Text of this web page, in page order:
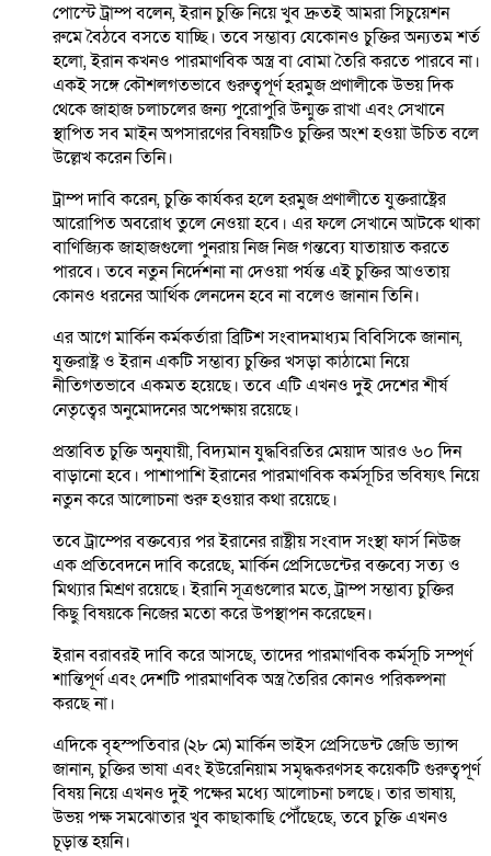
পোস্টে ট্রাম্প বলেন, ইরান চুক্তি নিয়ে খুব দ্রুতই আমরা সিচুয়েশন
রুমে বৈঠবে বসতে যাচ্ছি। তবে সম্ভাব্য যেকোনও চুক্তির অন্যতম শর্ত
হলো, ইরান কখনও পারমাণবিক অস্ত্র বা বোমা তৈরি করতে পারবে না।
একই সঙ্গে কৌশলগতভাবে গুরুত্বপূর্ণ হরমুজ প্রণালীকে উভয় দিক
থেকে জাহাজ চলাচলের জন্য পুরোপুরি উন্মুক্ত রাখা এবং সেখানে
স্থাপিত সব মাইন অপসারণের বিষয়টিও চুক্তির অংশ হওয়া উচিত বলে
উল্লেখ করেন তিনি।
ট্রাম্প দাবি করেন, চুক্তি কার্যকর হলে হরমুজ প্রণালীতে যুক্তরাষ্ট্রের
আরোপিত অবরোধ তুলে নেওয়া হবে। এর ফলে সেখানে আটকে থাকা
বাণিজ্যিক জাহাজগুলো পুনরায় নিজ নিজ গন্তব্যে যাতায়াত করতে
পারবে। তবে নতুন নির্দেশনা না দেওয়া পর্যন্ত এই চুক্তির আওতায়
কোনও ধরনের আর্থিক লেনদেন হবে না বলেও জানান তিনি।
এর আগে মার্কিন কর্মকর্তারা ব্রিটিশ সংবাদমাধ্যম বিবিসিকে জানান,
যুক্তরাষ্ট্র ও ইরান একটি সম্ভাব্য চুক্তির খসড়া কাঠামো নিয়ে
নীতিগতভাবে একমত হয়েছে। তবে এটি এখনও দুই দেশের শীর্ষ
নেতৃত্বের অনুমোদনের অপেক্ষায় রয়েছে।
প্রস্তাবিত চুক্তি অনুযায়ী, বিদ্যমান যুদ্ধবিরতির মেয়াদ আরও ৬০ দিন
বাড়ানো হবে। পাশাপাশি ইরানের পারমাণবিক কর্মসূচির ভবিষ্যৎ নিয়ে
নতুন করে আলোচনা শুরু হওয়ার কথা রয়েছে।
তবে ট্রাম্পের বক্তব্যের পর ইরানের রাষ্ট্রীয় সংবাদ সংস্থা ফার্স নিউজ
এক প্রতিবেদনে দাবি করেছে, মার্কিন প্রেসিডেন্টের বক্তব্যে সত্য ও
মিথ্যার মিশ্রণ রয়েছে। ইরানি সূত্রগুলোর মতে, ট্রাম্প সম্ভাব্য চুক্তির
কিছু বিষয়কে নিজের মতো করে উপস্থাপন করেছেন।
ইরান বরাবরই দাবি করে আসছে, তাদের পারমাণবিক কর্মসূচি সম্পূর্ণ
শান্তিপূর্ণ এবং দেশটি পারমাণবিক অস্ত্র তৈরির কোনও পরিকল্পনা
করছে না।
এদিকে বৃহস্পতিবার (২৮ মে) মার্কিন ভাইস প্রেসিডেন্ট জেডি ভ্যান্স
জানান, চুক্তির ভাষা এবং ইউরেনিয়াম সমৃদ্ধকরণসহ কয়েকটি গুরুত্বপূর্ণ
বিষয় নিয়ে এখনও দুই পক্ষের মধ্যে আলোচনা চলছে। তার ভাষায়,
উভয় পক্ষ সমঝোতার খুব কাছাকাছি পৌঁছেছে, তবে চুক্তি এখনও
চূড়ান্ত হয়নি।